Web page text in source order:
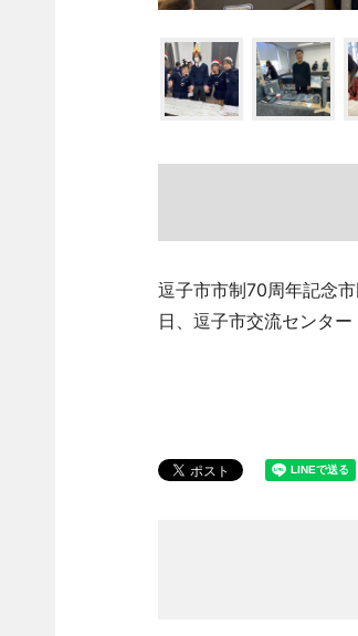
逗子市市制70周年記念
日、逗子市交流センター